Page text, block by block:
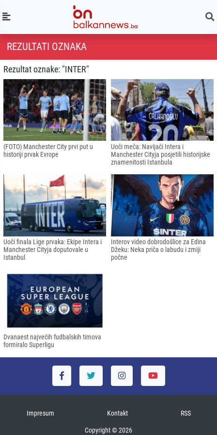
REZULTATI OZNAKA
Rezultat oznake: "INTER"
(FOTO) Manchester City prvi put u
historiji prvak Evrope
Uoči meča: Navijači Intera i
Manchester Cityja posjetili historijske
znamenitosti Istanbula
Uoči finala Lige prvaka: Ekipe Intera i
Manchester Cityja doputovale u
Istanbul
Interov video dobrodošlice za Edina
Džeku: Neka priča o labudu i zmiji
počne
Dvanaest najvećih fudbalskih timova
formiralo Superligu
Impresum Kontakt RSS
Copyright © 2026